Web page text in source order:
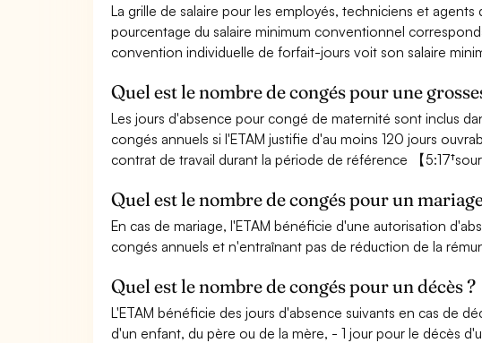
La grille de salaire pour les employés, techniciens et
pourcentage du salaire minimum conventionnel
convention individuelle de forfait-jours voit son salaire
Quel est le nombre de congés pour une
Les jours d'absence pour congé de maternité sont inclus
congés annuels si l'ETAM justifie d'au moins 120 jours
contrat de travail durant la période de référence 【
Quel est le nombre de congés pour un
En cas de mariage, l'ETAM bénéficie d'une autorisation
congés annuels et n'entraînant pas de réduction de la
Quel est le nombre de congés pour un décès ?
L'ETAM bénéficie des jours d'absence suivants en cas de
d'un enfant, du père ou de la mère, - 1 jour pour le décès